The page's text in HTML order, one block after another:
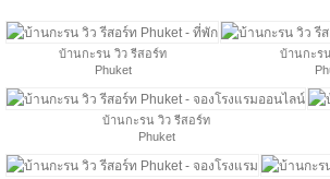
บ้านกะรน วิว รีสอร์ท
Phuket
บ้านกะร
บ้านกะรน วิว รีสอร์ท
Phuket